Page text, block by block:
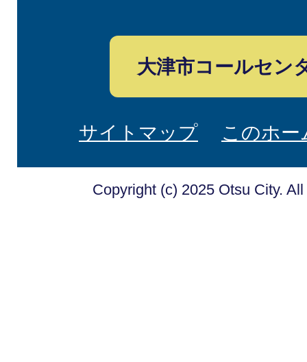
大津市コールセン
サイトマップ このホ
Copyright (c) 2025 Otsu City.